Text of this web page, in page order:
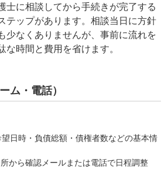
士に相談してから手続きが完了する
テップがあります。相談当日に方針
少なくありませんが、事前に流れを
な時間と費用を省けます。
ム・電話）
日時・負債総額・債権者数などの基本情
から確認メールまたは電話で日程調整